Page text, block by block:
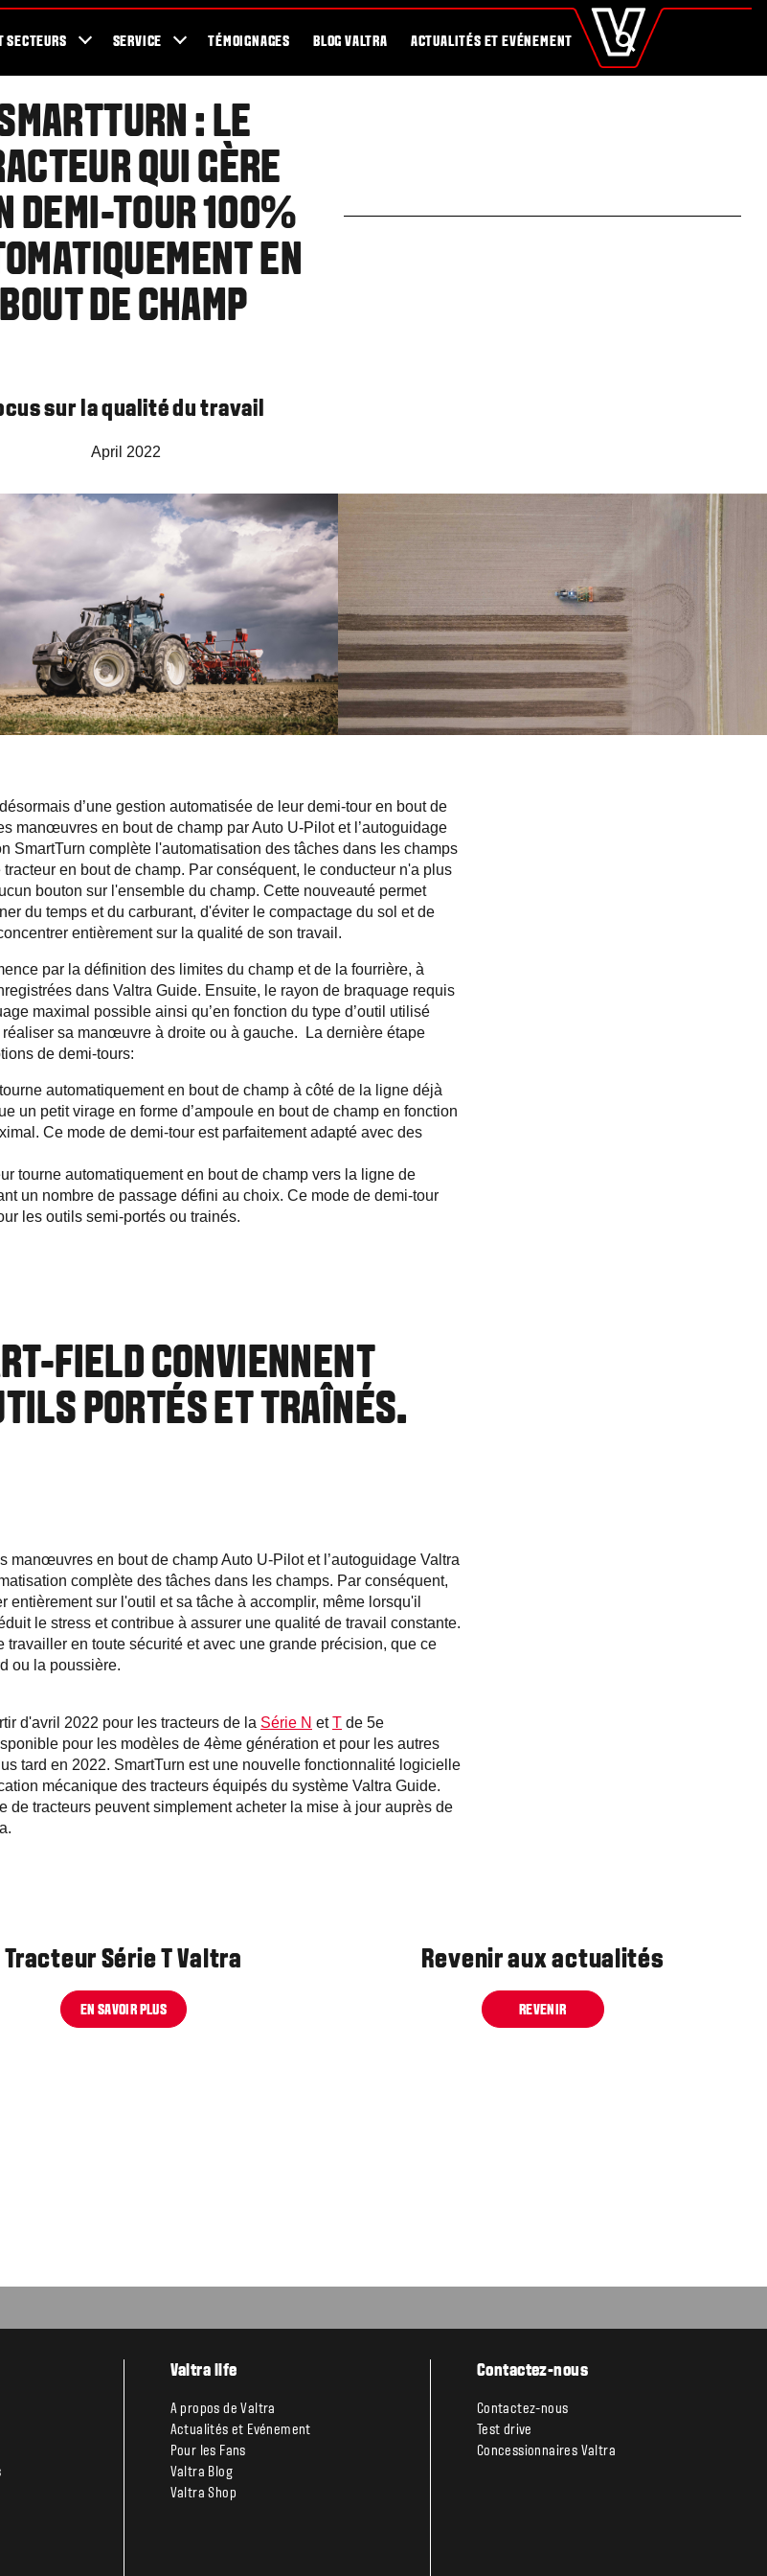
Santé et Agronomie des sols
fr
Global
France
United Kingdom
Eastern Europe
Brazil
Middle East
United Arab Emirates
English
Asia
SECTEURS SERVICE TÉMOIGNAGES BLOG VALTRA ACTUALITÉS ET EVÉNEMENT RECHERCHE
: LE
QUI GÈRE
DEMI-TOUR 100%
EN
BOUT DE CHAMP
sur la qualité du travail
April 2022
d’une gestion automatisée de leur demi-tour en bout de
manœuvres en bout de champ par Auto U-Pilot et l’autoguidage
SmartTurn complète l'automatisation des tâches dans les champs
en bout de champ. Par conséquent, le conducteur n'a plus
bouton sur l'ensemble du champ. Cette nouveauté permet
du temps et du carburant, d'éviter le compactage du sol et de
entièrement sur la qualité de son travail.
par la définition des limites du champ et de la fourrière, à
dans Valtra Guide. Ensuite, le rayon de braquage requis
maximal possible ainsi qu’en fonction du type d’outil utilisé
réaliser sa manœuvre à droite ou à gauche.
La dernière étape
de demi-tours:
automatiquement en bout de champ à côté de la ligne déjà
un petit virage en forme d’ampoule en bout de champ en fonction
Ce mode de demi-tour est parfaitement adapté avec des
tourne automatiquement en bout de champ vers la ligne de
un nombre de passage défini au choix. Ce mode de demi-tour
les outils semi-portés ou trainés.
FIELD CONVIENNENT
PORTÉS ET TRAÎNÉS.
manœuvres en bout de champ Auto U-Pilot et l’autoguidage Valtra
complète des tâches dans les champs. Par conséquent,
entièrement sur l'outil et sa tâche à accomplir, même lorsqu'il
le stress et contribue à assurer une qualité de travail constante.
travailler en toute sécurité et avec une grande précision, que ce
ou la poussière.
d'avril 2022 pour les tracteurs de la Série N etT de 5e
pour les modèles de 4ème génération et pour les autres
tard en 2022. SmartTurn est une nouvelle fonctionnalité logicielle
mécanique des tracteurs équipés du système Valtra Guide.
de tracteurs peuvent simplement acheter la mise à jour auprès de
Tracteur Série T Valtra
EN SAVOIR PLUS
Revenir aux actualités
REVENIR
Valtra life
A propos de Valtra
Actualités et Evénement
Pour les Fans
Valtra Blog
Valtra Shop
Contactez-nous
Contactez-nous
Test drive
Concessionnaires Valtra